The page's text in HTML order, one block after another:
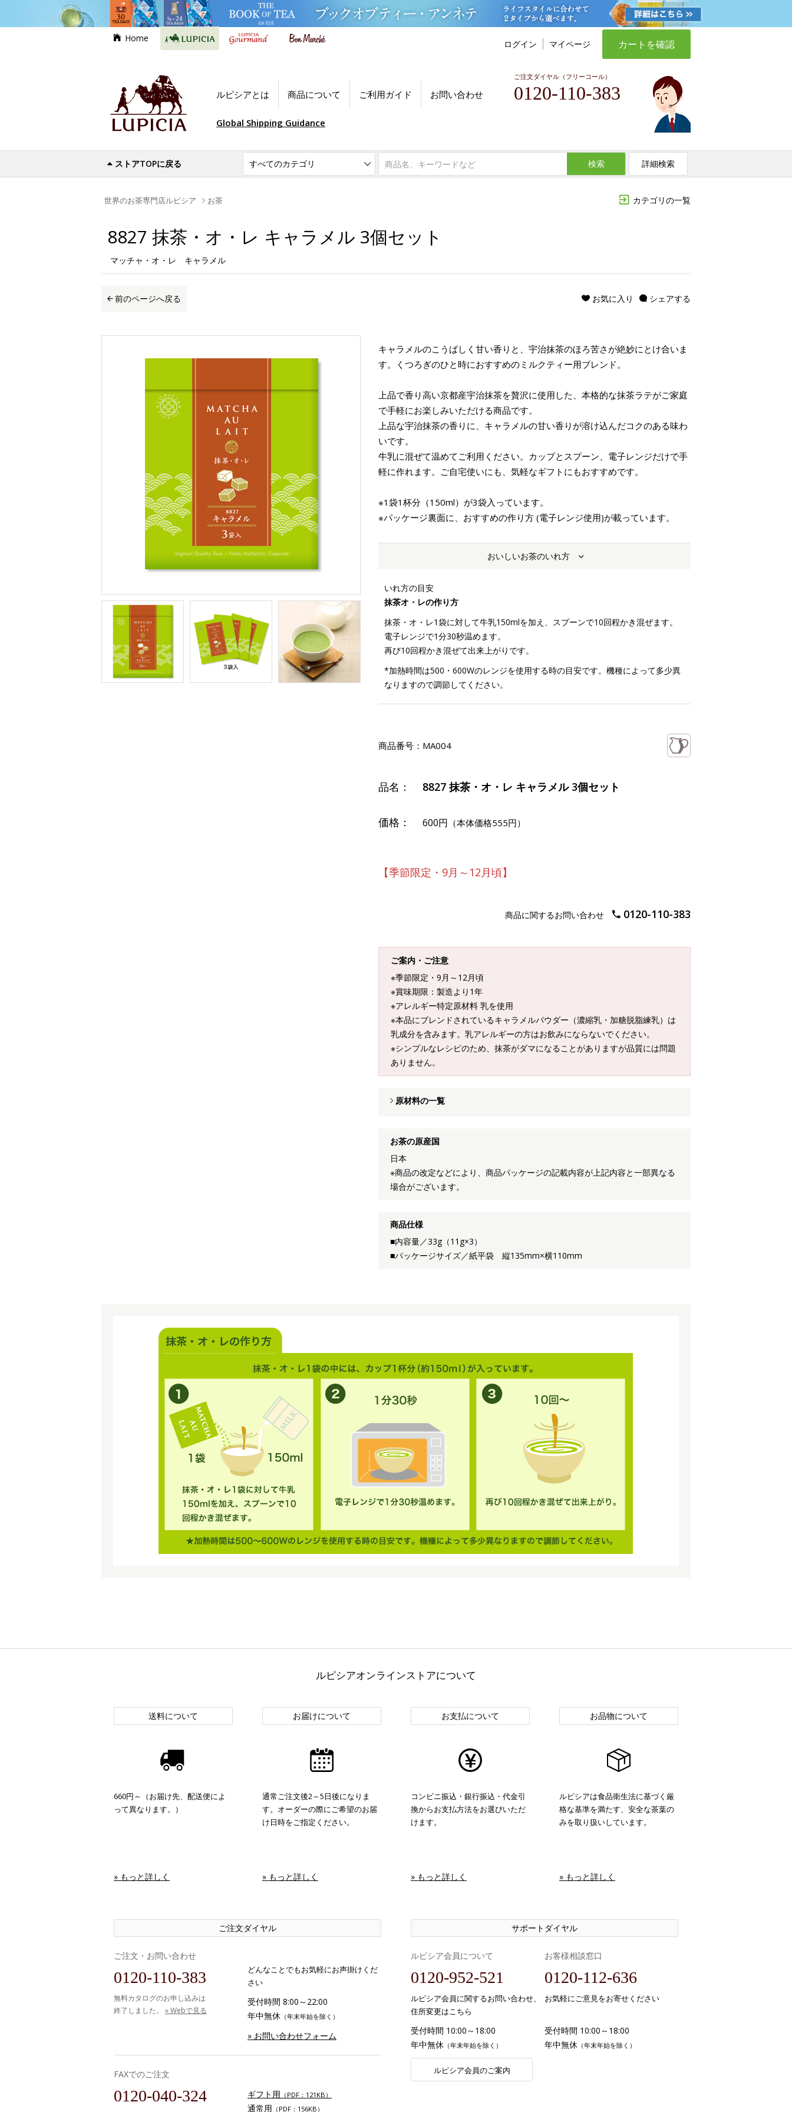
Home
ログイン マイページ カートを確認
ルピシアとは 商品について ご利用ガイド お問い合わせ
ご注文ダイヤル（フリーコール）
0120-110-383
Global Shipping Guidance
ストアTOPに戻る 検索 詳細検索
カテゴリの一覧
世界のお茶専門店ルピシア お茶
8827 抹茶・オ・レ キャラメル 3個セット
マッチャ・オ・レ キャラメル
前のページへ戻る シェアする
お気に入り
キャラメルのこうばしく甘い香りと、宇治抹茶のほろ苦さが絶妙にとけ合いま
す。くつろぎのひと時におすすめのミルクティー用ブレンド。
上品で香り高い京都産宇治抹茶を贅沢に使用した、本格的な抹茶ラテがご家庭
で手軽にお楽しみいただける商品です。
上品な宇治抹茶の香りに、キャラメルの甘い香りが溶け込んだコクのある味わ
いです。
牛乳に混ぜて温めてご利用ください。カップとスプーン、電子レンジだけで手
軽に作れます。ご自宅使いにも、気軽なギフトにもおすすめです。
※1袋1杯分（150ml）が3袋入っています。
※パッケージ裏面に、おすすめの作り方 (電子レンジ使用)が載っています。
おいしいお茶のいれ方
いれ方の目安
抹茶オ・レの作り方
抹茶・オ・レ1袋に対して牛乳150mlを加え、スプーンで10回程かき混ぜます。
電子レンジで1分30秒温めます。
再び10回程かき混ぜて出来上がりです。
*加熱時間は500・600Wのレンジを使用する時の目安です。機種によって多少異
なりますので調節してください。
商品番号： MA004
品名： 8827 抹茶・オ・レ キャラメル 3個セット
価格： 600円 （本体価格555円）
【季節限定・9月～12月頃】
商品に関するお問い合わせ 0120-110-383
ご案内・ご注意
※季節限定・9月～12月頃
※賞味期限：製造より1年
※アレルギー特定原材料 乳を使用
※本品にブレンドされているキャラメルパウダー（濃縮乳・加糖脱脂練乳）は
乳成分を含みます。乳アレルギーの方はお飲みにならないでください。
※シンプルなレシピのため、抹茶がダマになることがありますが品質には問題
ありません。
原材料の一覧
お茶の原産国
日本
※商品の改定などにより、商品パッケージの記載内容が上記内容と一部異なる
場合がございます。
商品仕様
■内容量／33g（11g×3）
■パッケージサイズ／紙平袋 縦135mm×横110mm
ルピシアオンラインストアについて
送料について
660円～（お届け先、配送便によ
って異なります。）
» もっと詳しく
お届けについて
通常ご注文後2～5日後になりま
す。オーダーの際にご希望のお届
け日時をご指定ください。
» もっと詳しく
お支払について
コンビニ振込・銀行振込・代金引
換からお支払方法をお選びいただ
けます。
» もっと詳しく
お品物について
ルピシアは食品衛生法に基づく厳
格な基準を満たす、安全な茶葉の
みを取り扱いしています。
» もっと詳しく
ご注文ダイヤル
ご注文・お問い合わせ
0120-110-383
無料カタログのお申し込みは
終了しました。 » Webで見る
どんなことでもお気軽にお声掛けくだ
さい
受付時間 8:00～22:00
年中無休 （年末年始を除く）
» お問い合わせフォーム
FAXでのご注文
0120-040-324 ギフト用 （PDF：121KB）
通常用 （PDF：156KB）
サポートダイヤル
ルピシア会員について
0120-952-521
ルピシア会員に関するお問い合わせ、
住所変更はこちら
受付時間 10:00～18:00
年中無休 （年末年始を除く）
ルピシア会員のご案内
お客様相談窓口
0120-112-636
お気軽にご意見をお寄せください
受付時間 10:00～18:00
年中無休 （年末年始を除く）